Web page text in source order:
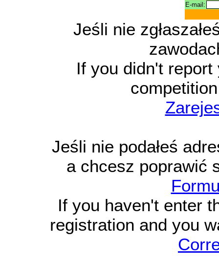
E-mail:
Jeśli nie
If you didn't
Jeśli nie podałeś
a chcesz poprawić
If you haven't enter
registration and you